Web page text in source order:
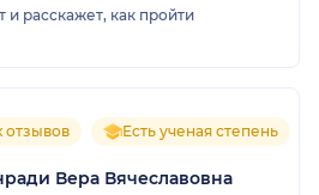
и расскажет, как пройти
отзывов Есть ученая степень
Вера Вячеславовна